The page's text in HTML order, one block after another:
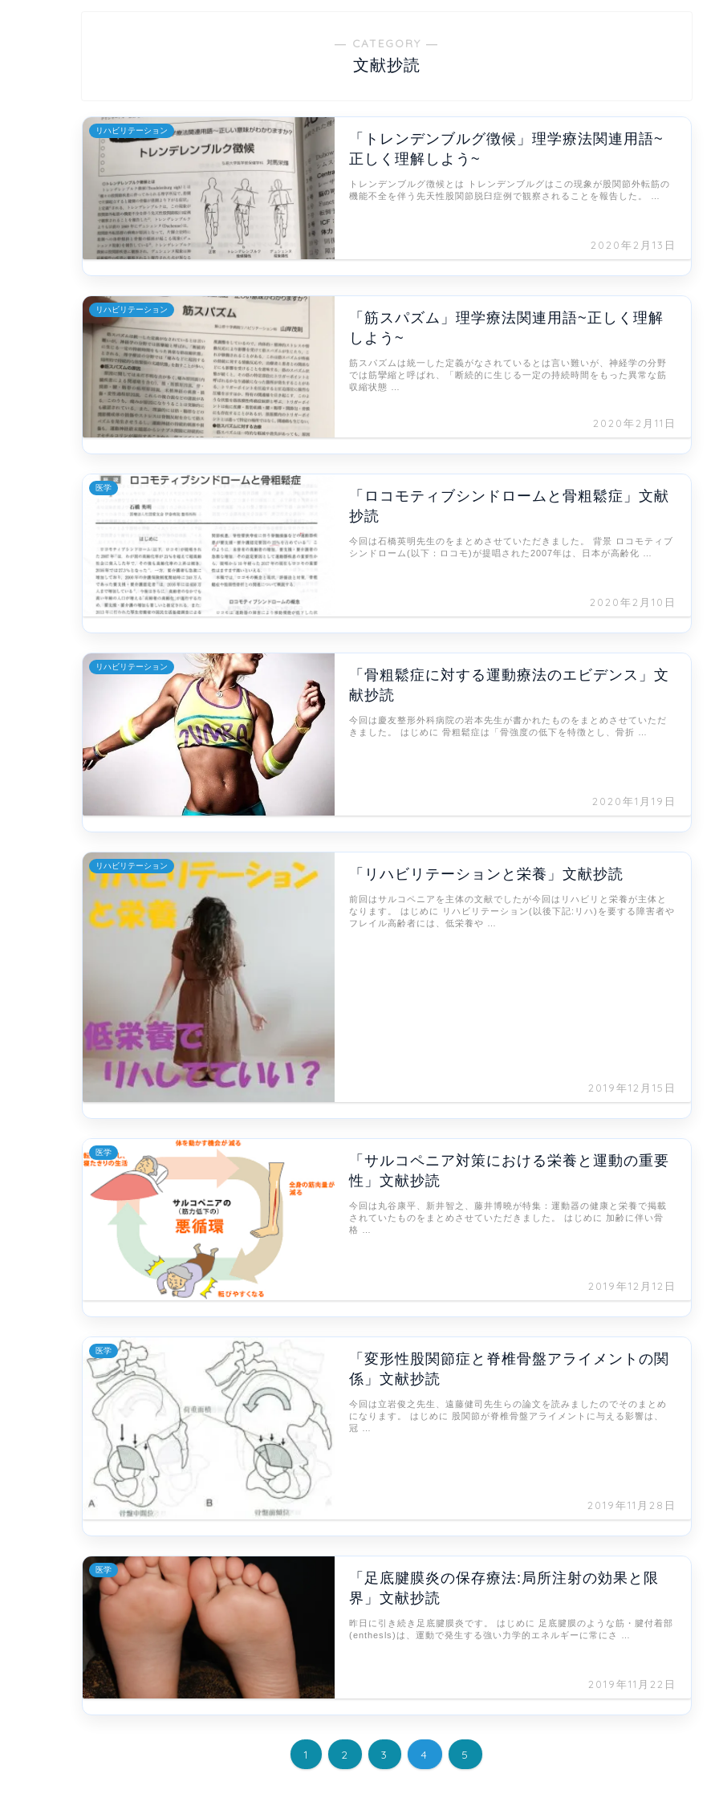
― CATEGORY ―
文献抄読
リハビリテーション
「トレンデンブルグ徴候」理学療法関連用語~
正しく理解しよう~
2020年2月13日
トレンデンブルグ徴候とは トレンデンブルグはこの現象が股関節外転筋の
機能不全を伴う先天性股関節脱臼症例で観察されることを報告した。 …
リハビリテーション
「筋スパズム」理学療法関連用語~正しく理解
しよう~
2020年2月11日
筋スパズムは統一した定義がなされているとは言い難いが、神経学の分野
では筋攣縮と呼ばれ、「断続的に生じる一定の持続時間をもった異常な筋
収縮状態 …
医学
「ロコモティブシンドロームと骨粗鬆症」文献
抄読
2020年2月10日
今回は石橋英明先生のをまとめさせていただきました。 背景 ロコモティブ
シンドローム(以下：ロコモ)が提唱された2007年は、日本が高齢化 …
リハビリテーション
「骨粗鬆症に対する運動療法のエビデンス」文
献抄読
2020年1月19日
今回は慶友整形外科病院の岩本先生が書かれたものをまとめさせていただ
きました。 はじめに 骨粗鬆症は「骨強度の低下を特徴とし、骨折 …
リハビリテーション
「リハビリテーションと栄養」文献抄読
2019年12月15日
前回はサルコペニアを主体の文献でしたが今回はリハビリと栄養が主体と
なります。 はじめに リハビリテーション(以後下記:リハ)を要する障害者や
フレイル高齢者には、低栄養や …
医学
「サルコペニア対策における栄養と運動の重要
性」文献抄読
2019年12月12日
今回は丸谷康平、新井智之、藤井博曉が特集：運動器の健康と栄養で掲載
されていたものをまとめさせていただきました。 はじめに 加齢に伴い骨
格 …
医学
「変形性股関節症と脊椎骨盤アライメントの関
係」文献抄読
2019年11月28日
今回は立岩俊之先生、遠藤健司先生らの論文を読みましたのでそのまとめ
になります。 はじめに 股関節が脊椎骨盤アライメントに与える影響は、
冠 …
医学
「足底腱膜炎の保存療法:局所注射の効果と限
界」文献抄読
2019年11月22日
昨日に引き続き足底腱膜炎です。 はじめに 足底腱膜のような筋・腱付着部
(enthesls)は、運動で発生する強い力学的エネルギーに常にさ …
1 2 3 4 5